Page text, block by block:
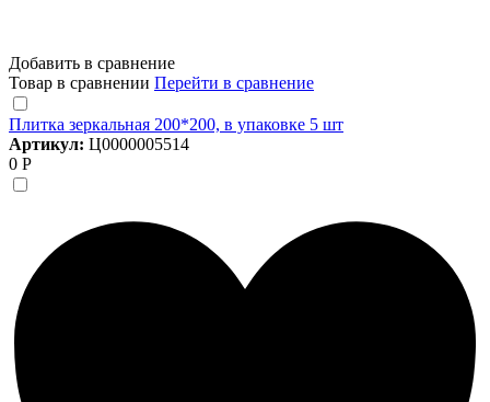
Добавить в сравнение
Товар в сравнении Перейти в сравнение
Плитка зеркальная 200*200, в упаковке 5 шт
Артикул: Ц0000005514
0 Р